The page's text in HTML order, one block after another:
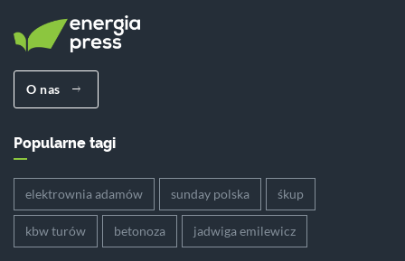
O nas
Popularne tagi
elektrownia adamów sunday polska śkup
kbw turów betonoza jadwiga emilewicz